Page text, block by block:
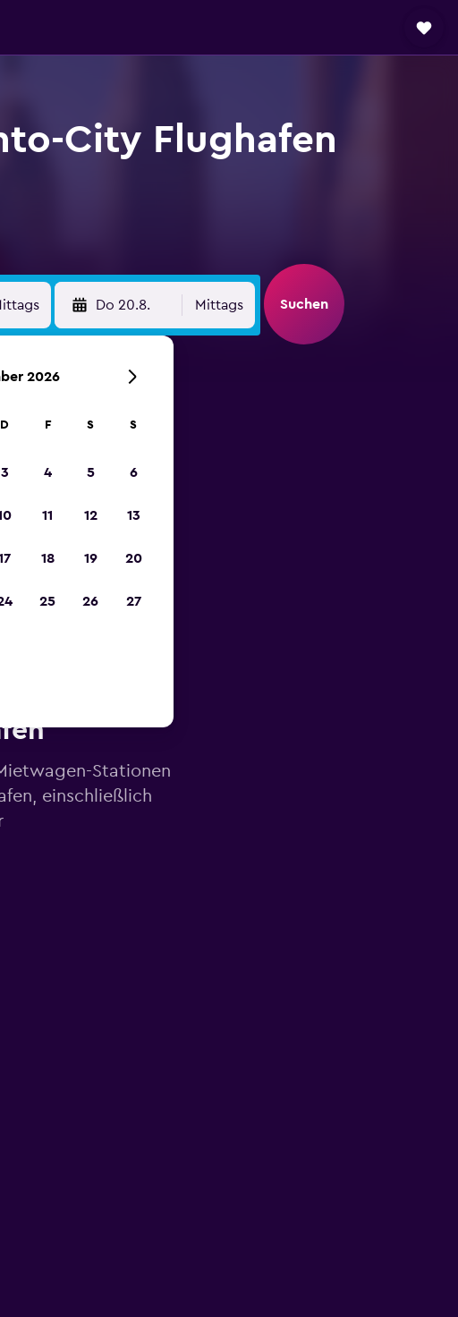
City Flughafen
Do 20.8. Mittags Suchen
Stationen
einschließlich
2026
D F S S
3 4 5 6
11 12 13
18 19 20
25 26 27